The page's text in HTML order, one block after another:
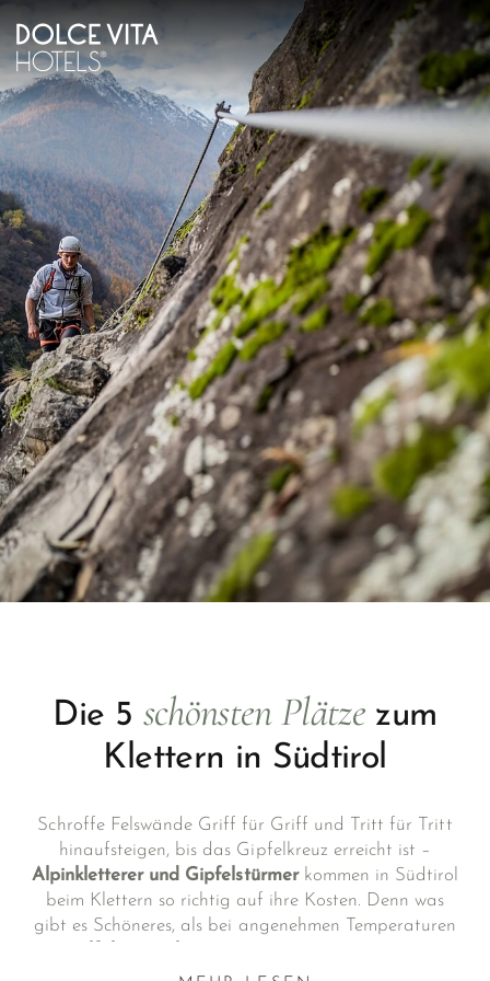
Die 5 schönsten Plätze zum
Klettern in Südtirol
Schroffe Felswände Griff für Griff und Tritt für Tritt
hinaufsteigen, bis das Gipfelkreuz erreicht ist –
Alpinkletterer und Gipfelstürmerkommen in Südtirol
beim Klettern so richtig auf ihre Kosten. Denn was
gibt es Schöneres, als bei angenehmen Temperaturen
und dabei das Gefühl purer Freiheit zu spüren?